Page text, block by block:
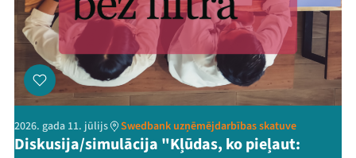
2026. gada 11. jūlijs Swedbank uzņēmējdarbības skatuve
Diskusija/simulācija "Kļūdas, ko pieļaut: